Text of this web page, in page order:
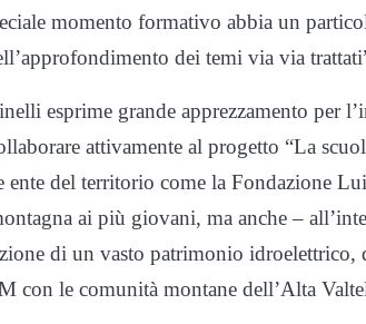
momento formativo abbia un
dei temi via via
esprime grande apprezzamento per
attivamente al progetto “La
ente del territorio come la Fondazione
ai più giovani, ma anche –
di un vasto patrimonio idroelettrico,
le comunità montane dell’Alta